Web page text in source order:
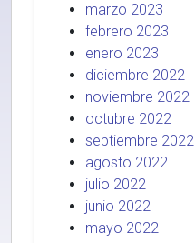
marzo 2023
febrero 2023
enero 2023
diciembre 2022
noviembre 2022
octubre 2022
septiembre 2022
agosto 2022
julio 2022
junio 2022
mayo 2022